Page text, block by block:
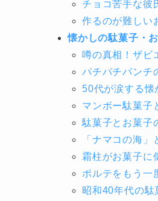
チョコ苦手な彼
作るのが難しい
懐かしの駄菓子・
噂の真相！ザビ
パチパチパンチ
50代が涙する懐
マンボー駄菓子
駄菓子とお菓子
「ナマコの海
霜柱がお菓子に
ポルテをもう一
昭和40年代の駄